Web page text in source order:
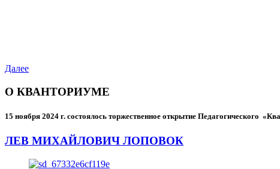
Далее
О КВАНТОРИУМЕ
15 ноября 2024 г. состоялось торжественное открытие Педагогического
ЛЕВ МИХАЙЛОВИЧ ЛОПОВОК